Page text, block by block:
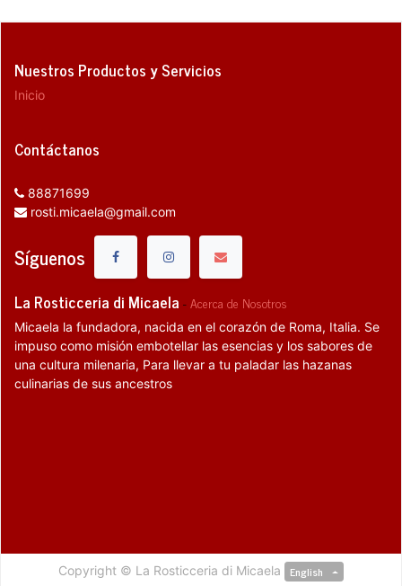
Nuestros Productos y Servicios
Inicio
Contáctanos
88871699
rosti.micaela@gmail.com
Síguenos
La Rosticceria di Micaela -Acerca de Nosotros
Micaela la fundadora, nacida en el corazón de Roma, Italia. Se
impuso como misión embotellar las esencias y los sabores de
una cultura milenaria, Para llevar a tu paladar las hazanas
culinarias de sus ancestros
Copyright © La Rosticceria di Micaela English